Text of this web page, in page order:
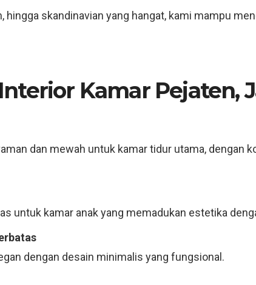
hingga skandinavian yang hangat, kami mampu
Kamar Pejaten,
dan mewah untuk kamar tidur utama, dengan
untuk kamar anak yang memadukan estetika
dengan desain minimalis yang fungsional.